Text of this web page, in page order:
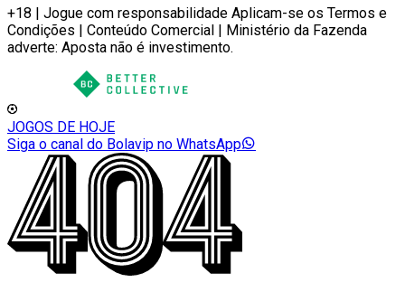
+18 | Jogue com responsabilidade Aplicam-se os Termos e
Condições | Conteúdo Comercial | Ministério da Fazenda
adverte: Aposta não é investimento.
JOGOS DE HOJE
Siga o canal do Bolavip no WhatsApp